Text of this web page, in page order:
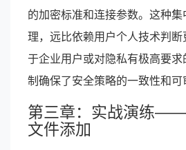
的加密标准和连接参数。这种
理，远比依赖用户个人技术判
于企业用户或对隐私有极高要
制确保了安全策略的一致性和可
第三章：实战演练
文件添加